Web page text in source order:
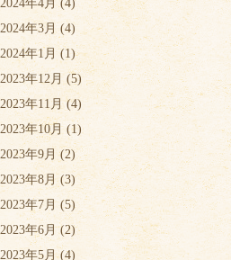
2024年4月 (4)
2024年3月 (4)
2024年1月 (1)
2023年12月 (5)
2023年11月(4)
2023年10月(1)
2023年9月 (2)
2023年8月(3)
2023年7月 (5)
2023年6月(2)
2023年5月 (4)